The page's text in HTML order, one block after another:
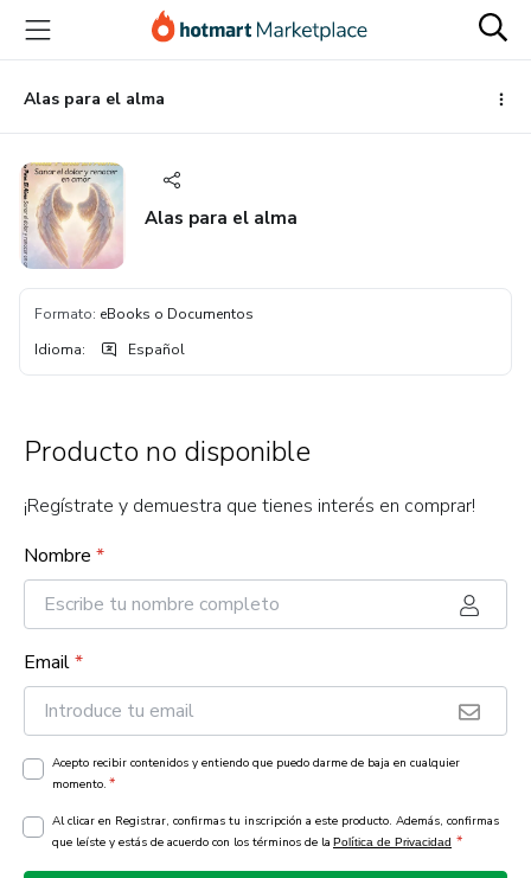
principal
página
de
página
Alas para el alma
Alas para el alma
Formato: eBooks o Documentos
Idioma: Español
Producto no disponible
¡Regístrate y demuestra que tienes interés en comprar!
Nombre *
Email*
Acepto recibir contenidos y entiendo que puedo darme de baja en cualquier
momento. *
Al clicar en Registrar, confirmas tu inscripción a este producto. Además, confirmas
que leíste y estás de acuerdo con los términos de la Política de Privacidad *